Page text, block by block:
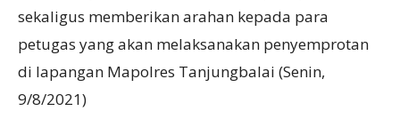
sekaligus memberikan arahan kepada para
petugas yang akan melaksanakan penyemprotan
di lapangan Mapolres Tanjungbalai (Senin,
9/8/2021)